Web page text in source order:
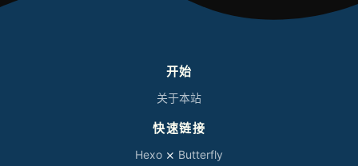
开始
关于本站
快速链接
Hexo ⨯ Butterfly